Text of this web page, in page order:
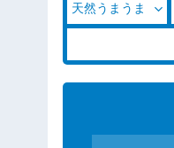
天然うまうま